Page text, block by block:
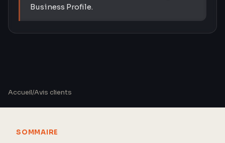
Business Profile.
Accueil/Avis clients
SOMMAIRE